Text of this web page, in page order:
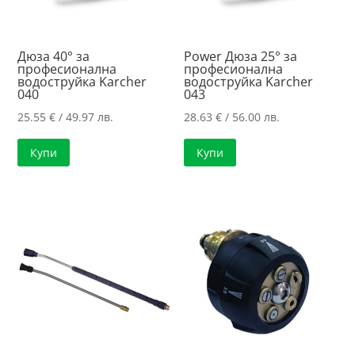
Дюза 40° за
професионална
водоструйка Karcher
040
25.55€ / 49.97 лв.
Купи
Power Дюза 25° за
професионална
водоструйка Karcher
043
28.63€ / 56.00 лв.
Купи